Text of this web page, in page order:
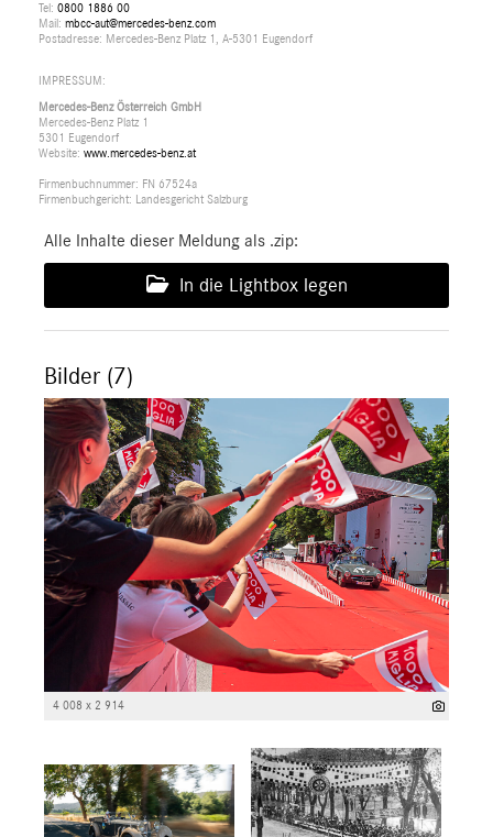
Tel: 0800 1886 00
Mail: mbcc-aut@mercedes-benz.com
Postadresse: Mercedes-Benz Platz 1, A-5301 Eugendorf
IMPRESSUM:
Mercedes-Benz Österreich GmbH
Mercedes-Benz Platz 1
5301 Eugendorf
Website: www.mercedes-benz.at
Firmenbuchnummer: FN 67524a
Firmenbuchgericht: Landesgericht Salzburg
Alle Inhalte dieser Meldung als .zip:
In die Lightbox legen
Bilder (7)
4 008 x 2 914